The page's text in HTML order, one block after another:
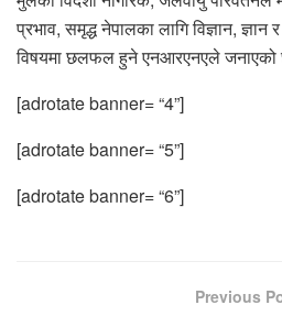
प्रभाव, समृद्ध नेपालका लागि विज्ञान, ज्ञान
विषयमा छलफल हुने एनआरएनएले जनाएको
[adrotate banner= “4”]
[adrotate banner= “5”]
[adrotate banner= “6”]
Previous